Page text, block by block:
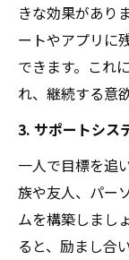
きな効果があり
ートやアプリに
できます。これ
れ、継続する意
3. サポートシス
一人で目標を追
族や友人、パー
ムを構築しまし
ると、励まし合